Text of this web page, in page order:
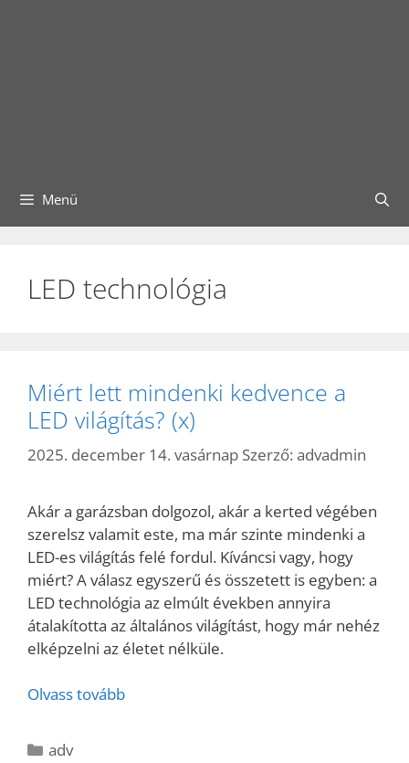
Menü
LED technológia
Miért lett mindenki kedvence a
LED világítás? (x)
2025. december 14. vasárnap Szerző: advadmin
Akár a garázsban dolgozol, akár a kerted végében
szerelsz valamit este, ma már szinte mindenki a
LED-es világítás felé fordul. Kíváncsi vagy, hogy
miért? A válasz egyszerű és összetett is egyben: a
LED technológia az elmúlt években annyira
átalakította az általános világítást, hogy már nehéz
elképzelni az életet nélküle.
Olvass tovább
Kategória
adv